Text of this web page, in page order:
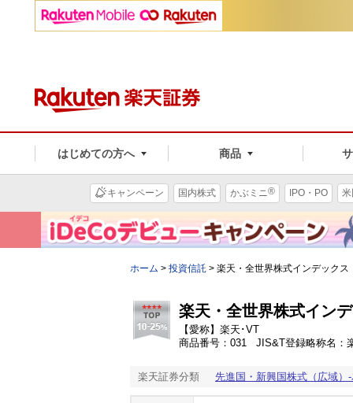
はじめての方へ 商品
キャンペーン 国内株式 かぶミニ® IPO・PO
ホーム > 投資信託 > 楽天・全世界株式インデックス
楽天・全世界株式イン
【愛称】楽天･VT
商品番号：031 JIS&T登録略称名：
楽天証券分類 先進国・新興国株式（広域）